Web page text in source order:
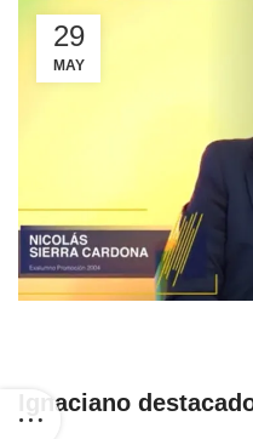
29
MAY
Ignaciano